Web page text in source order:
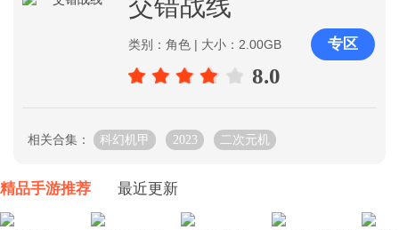
交错战线
类别：角色 | 大小：2.00GB
8.0
专区
相关合集： 科幻机甲 2023 二次元机
精品手游推荐 最近更新